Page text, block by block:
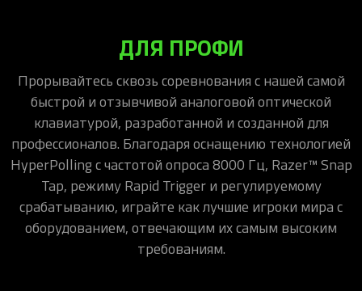
ДЛЯ ПРОФИ
Прорывайтесь сквозь соревнования с нашей самой
быстрой и отзывчивой аналоговой оптической
клавиатурой, разработанной и созданной для
профессионалов. Благодаря оснащению технологией
HyperPolling с частотой опроса 8000 Гц, Razer™ Snap
Tap, режиму Rapid Trigger и регулируемому
срабатыванию, играйте как лучшие игроки мира с
оборудованием, отвечающим их самым высоким
требованиям.